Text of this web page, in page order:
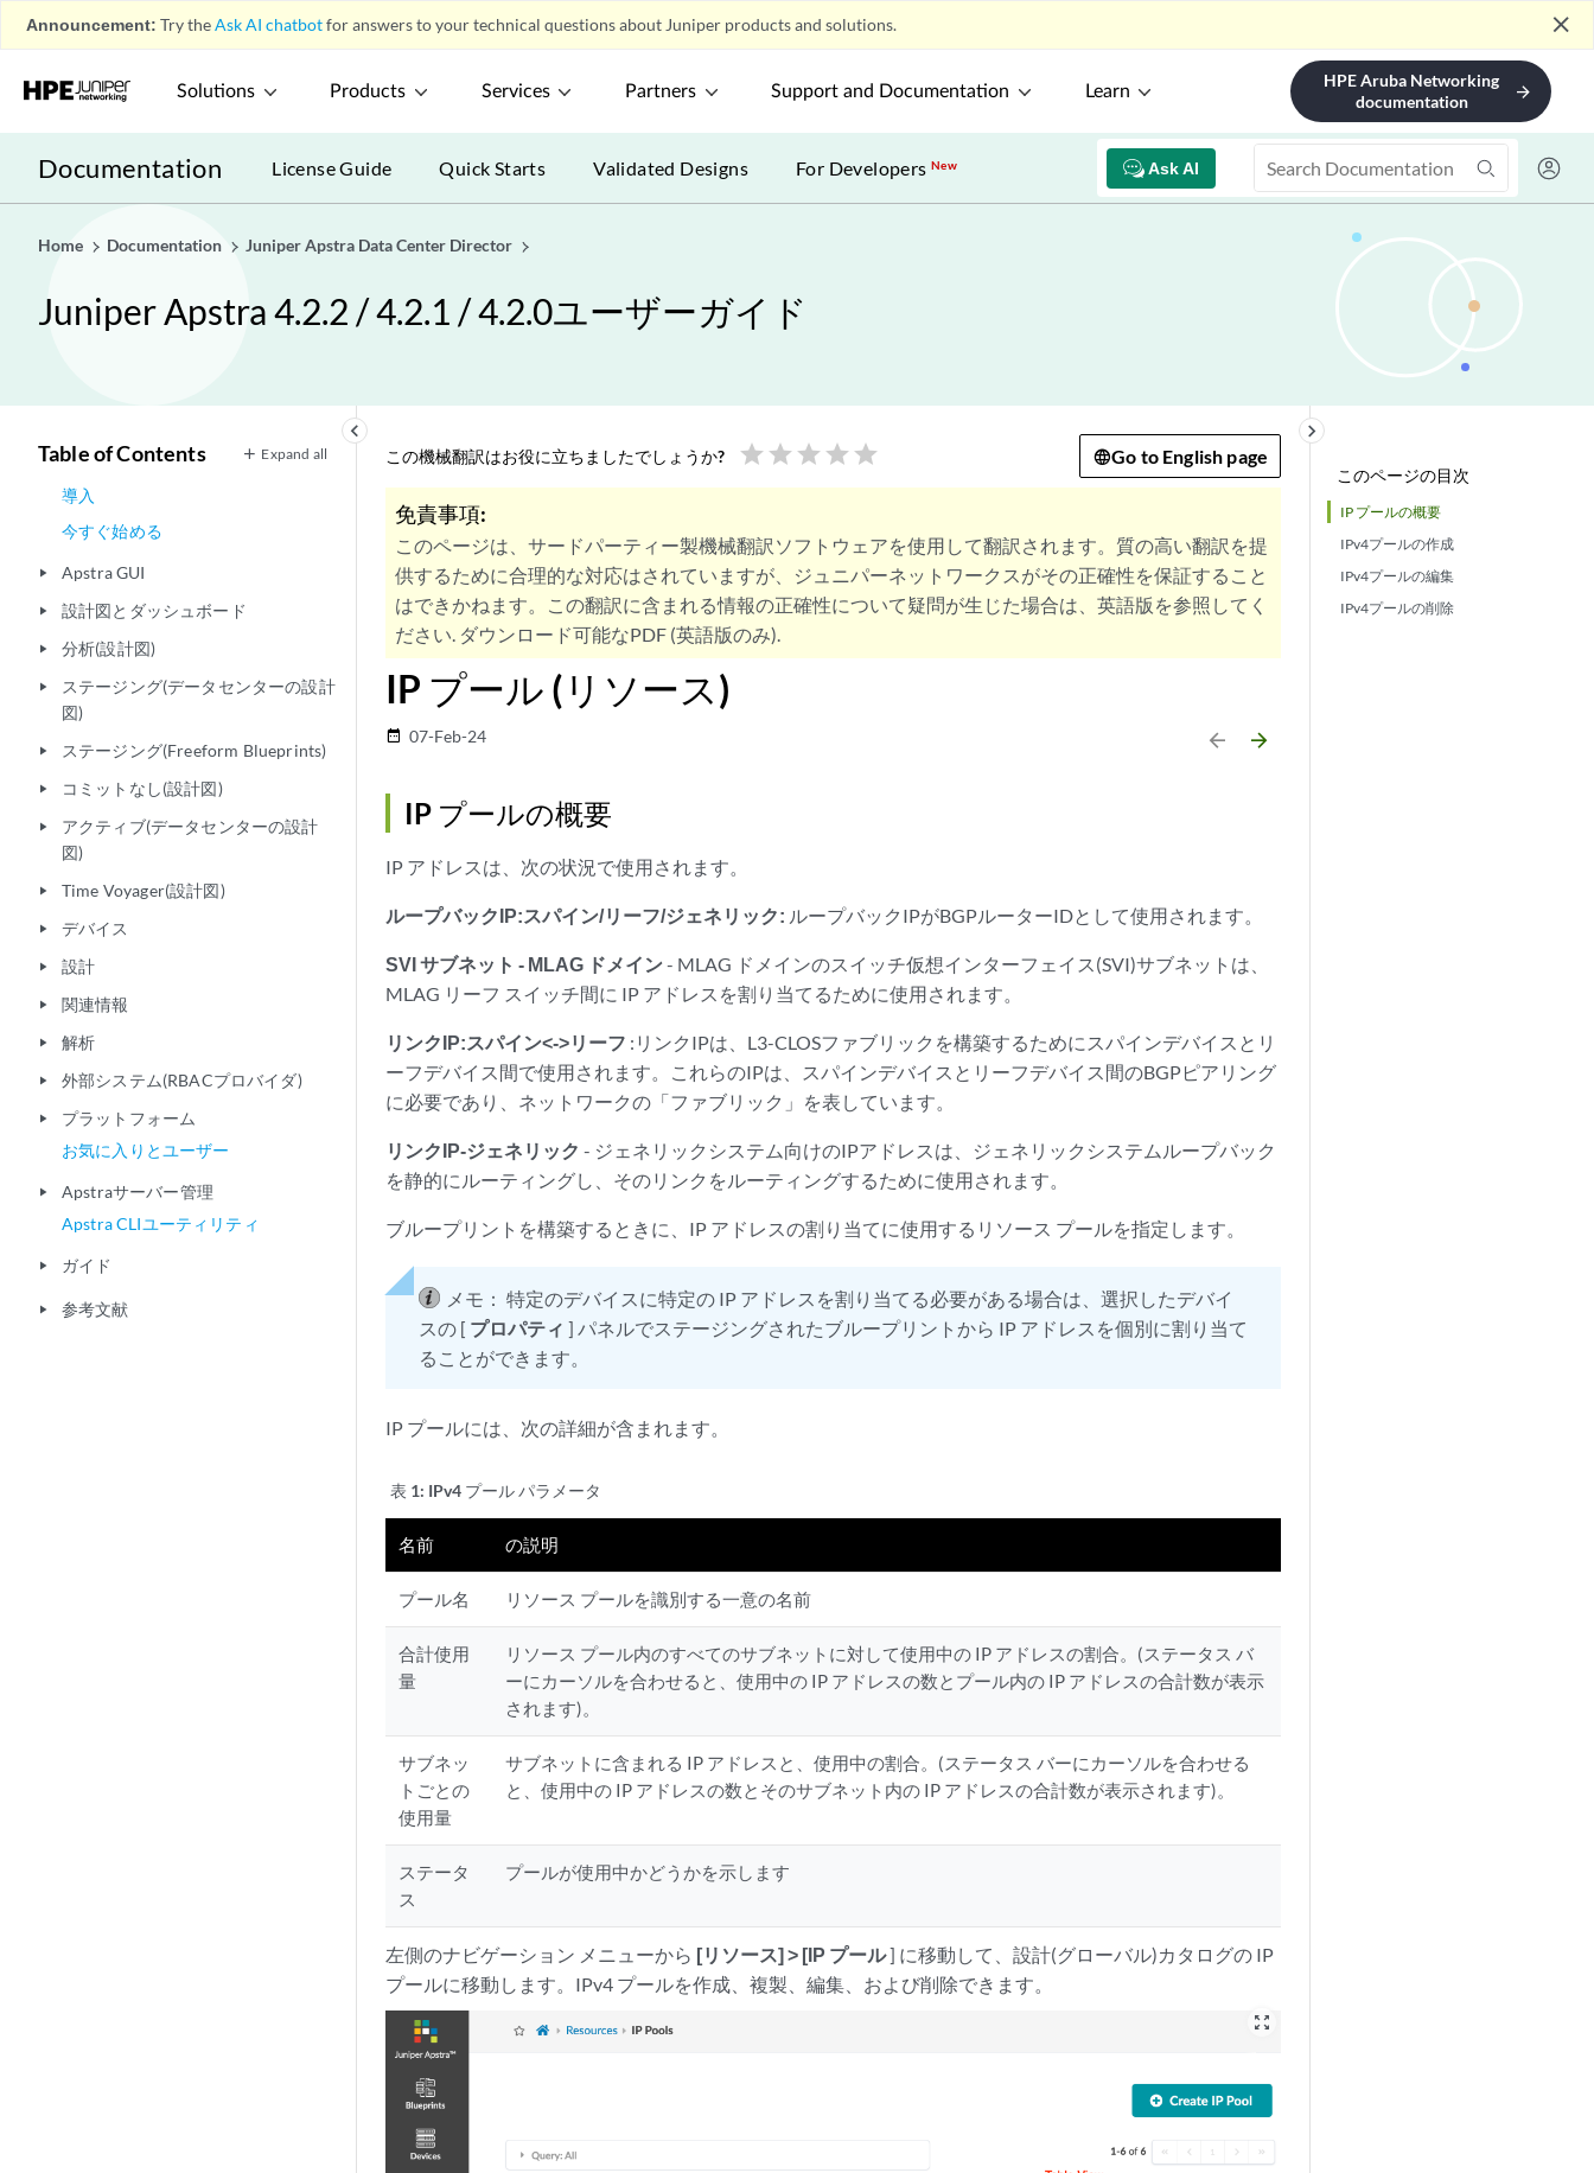
Announcement: Try theAsk AI chatbotfor answers to your technical questions about Juniper products and solutions. close
Solutions Products Services Partners Support and Documentation Learn
HPE Aruba Networking
documentation
arrow_forward
Documentation Ask AI
License Guide Quick Starts Validated Designs For DevelopersNew
Home Documentation Juniper Apstra Data Center Director
Juniper Apstra 4.2.2 / 4.2.1 / 4.2.0ユーザーガイド
keyboard_arrow_left
Table of Contents Expand all
導入
今すぐ始める
play_arrow Apstra GUI
play_arrow 設計図とダッシュボード
play_arrow 分析(設計図)
play_arrow
ステージング(データセンターの設計
図)
play_arrow ステージング(Freeform Blueprints)
play_arrow コミットなし(設計図)
play_arrow
アクティブ(データセンターの設計
図)
play_arrow Time Voyager(設計図)
play_arrow デバイス
play_arrow 設計
play_arrow 関連情報
play_arrow 解析
play_arrow 外部システム(RBACプロバイダ)
play_arrow
プラットフォーム
お気に入りとユーザー
play_arrow
Apstraサーバー管理
Apstra CLIユーティリティ
play_arrow ガイド
play_arrow 参考文献
このページの目次
IP プールの概要
IPv4プールの作成
IPv4プールの編集
IPv4プールの削除
keyboard_arrow_right
この機械翻訳はお役に立ちましたでしょうか? star star star star star Go to English page
免責事項:
このページは、サードパーティー製機械翻訳ソフトウェアを使用して翻訳されます。質の高い翻訳を提
供するために合理的な対応はされていますが、ジュニパーネットワークスがその正確性を保証すること
はできかねます。この翻訳に含まれる情報の正確性について疑問が生じた場合は、英語版を参照してく
ださい. ダウンロード可能なPDF (英語版のみ).
IP プール (リソース)
date_range 07-Feb-24 arrow_backward arrow_forward
IP プールの概要
IP アドレスは、次の状況で使用されます。
ループバックIP:スパイン/リーフ/ジェネリック: ループバックIPがBGPルーターIDとして使用されます。
SVI サブネット - MLAG ドメイン- MLAG ドメインのスイッチ仮想インターフェイス(SVI)サブネットは、
MLAG リーフ スイッチ間に IP アドレスを割り当てるために使用されます。
リンクIP:スパイン<->リーフ :リンクIPは、L3-CLOSファブリックを構築するためにスパインデバイスとリ
ーフデバイス間で使用されます。これらのIPは、スパインデバイスとリーフデバイス間のBGPピアリング
に必要であり、ネットワークの「ファブリック」を表しています。
リンクIP-ジェネリック - ジェネリックシステム向けのIPアドレスは、ジェネリックシステムループバック
を静的にルーティングし、そのリンクをルーティングするために使用されます。
ブループリントを構築するときに、IP アドレスの割り当てに使用するリソース プールを指定します。
メモ： 特定のデバイスに特定の IP アドレスを割り当てる必要がある場合は、選択したデバイ
スの [ プロパティ ] パネルでステージングされたブループリントから IP アドレスを個別に割り当て
ることができます。
IP プールには、次の詳細が含まれます。
表 1: IPv4 プール パラメータ
名前 の説明
プール名 リソース プールを識別する一意の名前
合計使用
量
リソース プール内のすべてのサブネットに対して使用中の IP アドレスの割合。(ステータス バ
ーにカーソルを合わせると、使用中の IP アドレスの数とプール内の IP アドレスの合計数が表示
されます)。
サブネッ
トごとの
使用量
サブネットに含まれる IP アドレスと、使用中の割合。(ステータス バーにカーソルを合わせる
と、使用中の IP アドレスの数とそのサブネット内の IP アドレスの合計数が表示されます)。
ステータ
ス
プールが使用中かどうかを示します
左側のナビゲーション メニューから [リソース] > [IP プール] に移動して、設計(グローバル)カタログの IP
プールに移動します。IPv4 プールを作成、複製、編集、および削除できます。
zoom_out_map